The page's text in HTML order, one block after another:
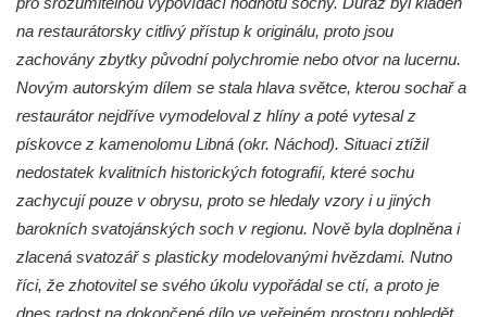
Socha svatého Jana Nepomuckého v ulici
Aloise Jiráska v Teplicích nad Metují
Socha Pijící žena v ulici Aloise Jiráska v
Teplicích nad Metují
Socha Dívka s holubicí v Teplicích nad
Metují
Keramický reliéf na fasádě nákupního
střediska v Zámecké ulici v Teplicích nad
Metují
na restaurátorsky citlivý přístup k originálu, proto jsou
zachovány zbytky původní polychromie nebo otvor na lucernu.
Novým autorským dílem se stala hlava světce, kterou sochař a
restaurátor nejdříve vymodeloval z hlíny a poté vytesal z
pískovce z kamenolomu Libná (okr. Náchod). Situaci ztížil
nedostatek kvalitních historických fotografií, které sochu
zachycují pouze v obrysu, proto se hledaly vzory i u jiných
barokních svatojánských soch v regionu. Nově byla doplněna i
zlacená svatozář s plasticky modelovanými hvězdami. Nutno
říci, že zhotovitel se svého úkolu vypořádal se ctí, a proto je
dnes radost na dokončené dílo ve veřejném prostoru pohledět.